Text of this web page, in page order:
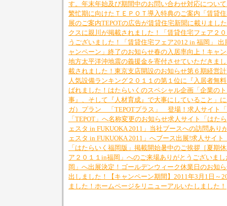
す。 年末年始及び期間中のお問い合わせ対応について
繁忙期に向けたＴＥＰＯＴ導入特典のご案内 「賃貸
展のご案内TEPOTの広告が賃貸住宅新聞に載りまし
クスに親川が掲載されました！
「賃貸住宅フェア２
うございました！
「賃貸住宅フェア2012 in 福岡」
ャンペーン」終了のお知らせ春の入居率向上！キャ
地方太平洋沖地震の義援金を寄付させていただきま
載されました！ 東京支店開設のお知らせ第６期経営
人気設備ランキング２０１１の第１位に『入居者無
ばれました！ はたらいくのスペシャル企画「企業の
事』、そして『人材育成』で大事にしていること」
ガ）プラン 「TEPOTプラス」 登場！ 求人サイト
「TEPOT」へ名称変更のお知らせ求人サイト「はた
ェスタ in FUKUOKA 2011」当社ブースへの訪問あり
ェスタ in FUKUOKA 2011」へブース出展!求人サイト
「はたらいく福岡版」掲載開始暑中のご挨拶［夏期
ア２０１１in福岡」へのご来場ありがとうございまし
岡」へ出展決定！ ゴールデンウィーク休業日のお知
出しました！
【キャンペーン期間】2011年3月1日～
ました！ ホームページをリニューアルいたしました！